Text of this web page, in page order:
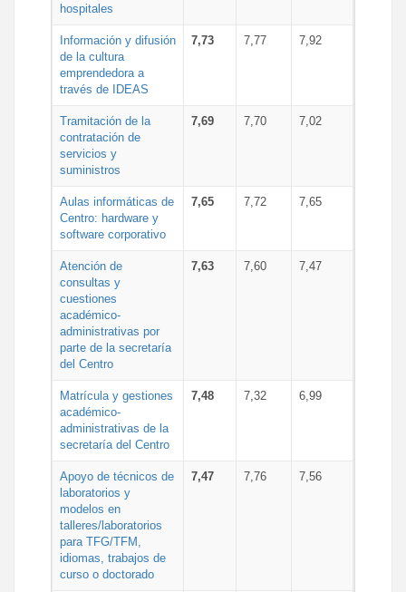
hospitales
Información y difusión
de la cultura
emprendedora a
través de IDEAS
7,73 7,77 7,92
Tramitación de la
contratación de
servicios y
suministros
7,69 7,70 7,02
Aulas informáticas de
Centro: hardware y
software corporativo
7,65 7,72 7,65
Atención de
consultas y
cuestiones
académico-
administrativas por
parte de la secretaría
del Centro
7,63 7,60 7,47
Matrícula y gestiones
académico-
administrativas de la
secretaría del Centro
7,48 7,32 6,99
Apoyo de técnicos de
laboratorios y
modelos en
talleres/laboratorios
para TFG/TFM,
idiomas, trabajos de
curso o doctorado
7,47 7,76 7,56